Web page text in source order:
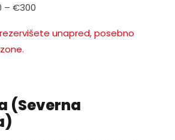
– €300
unapred, posebno
(Severna